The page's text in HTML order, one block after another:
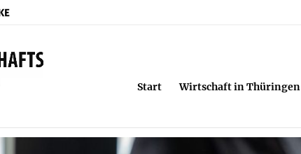
Start Wirtschaft in Thüringen